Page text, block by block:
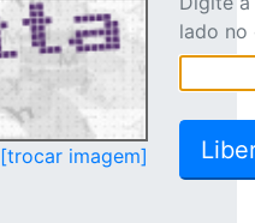
[trocar imagem]
lado no